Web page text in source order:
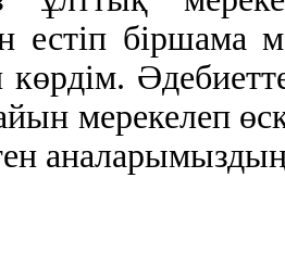
естіп біршама
мерекелеп
аналарымыздың